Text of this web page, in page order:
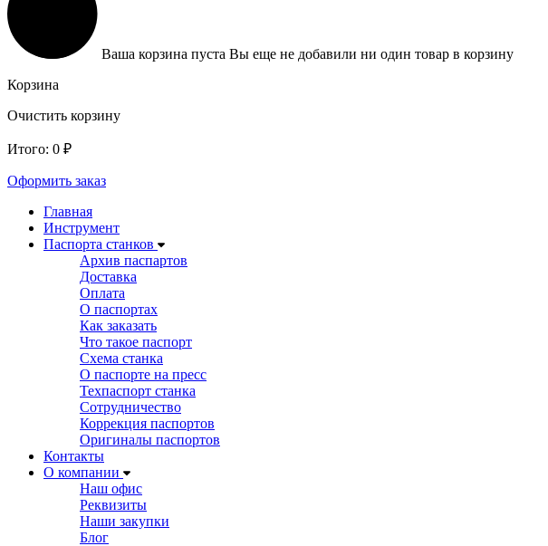
Ваша корзина пуста Вы еще не добавили ни один товар в корзину
Корзина
Очистить корзину
Итого: 0 ₽
Оформить заказ
Главная
Инструмент
Паспорта станков
Архив паспартов
Доставка
Оплата
О паспортах
Как заказать
Что такое паспорт
Схема станка
О паспорте на пресс
Техпаспорт станка
Сотрудничество
Коррекция паспортов
Оригиналы паспортов
Контакты
О компании
Наш офис
Реквизиты
Наши закупки
Блог